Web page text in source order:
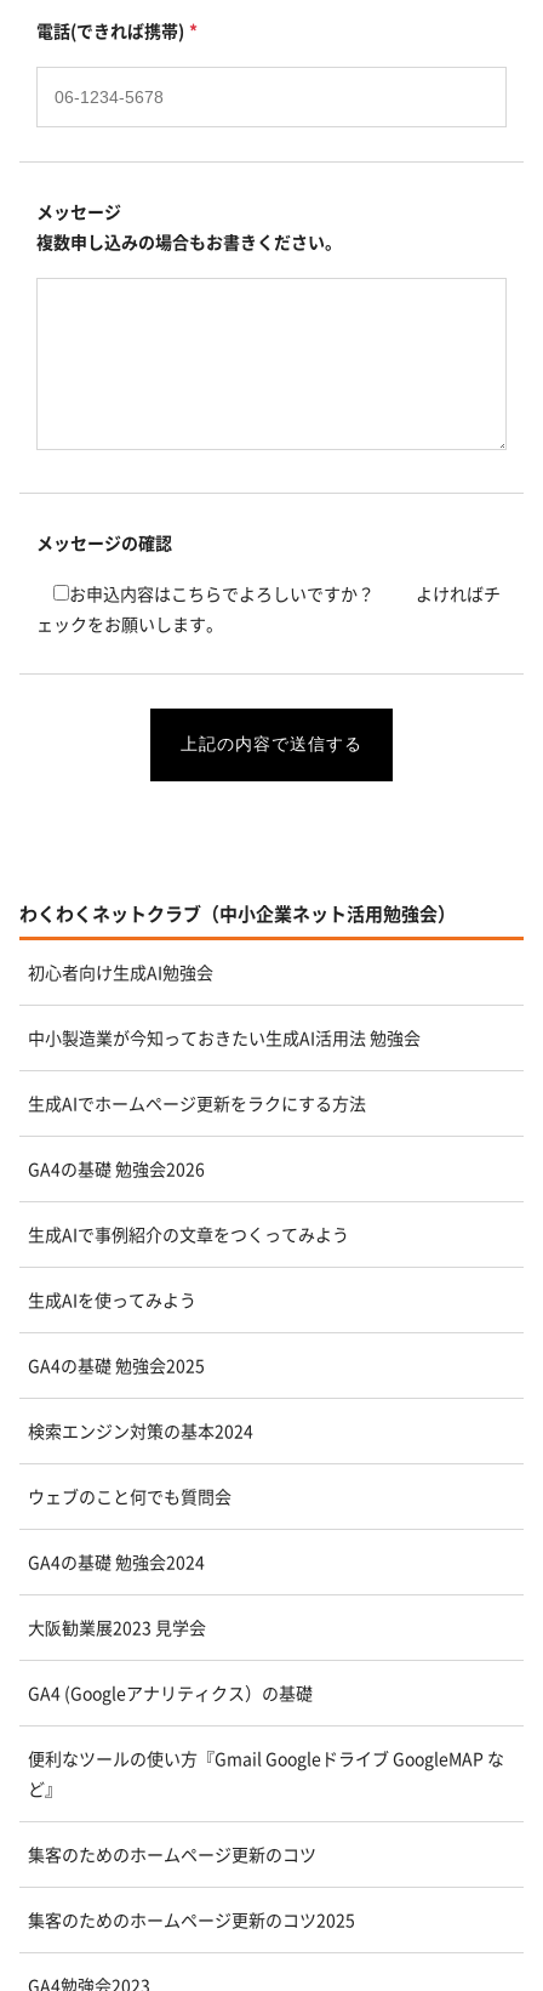
電話(できれば携帯) *
メッセージ
複数申し込みの場合もお書きください。
メッセージの確認
お申込内容はこちらでよろしいですか？ よければチ
ェックをお願いします。
わくわくネットクラブ（中小企業ネット活用勉強会）
初心者向け生成AI勉強会
中小製造業が今知っておきたい生成AI活用法 勉強会
生成AIでホームページ更新をラクにする方法
GA4の基礎 勉強会2026
生成AIで事例紹介の文章をつくってみよう
生成AIを使ってみよう
GA4の基礎 勉強会2025
検索エンジン対策の基本2024
ウェブのこと何でも質問会
GA4の基礎 勉強会2024
大阪勧業展2023 見学会
GA4 (Googleアナリティクス）の基礎
便利なツールの使い方『Gmail Googleドライブ GoogleMAP な
ど』
集客のためのホームページ更新のコツ
集客のためのホームページ更新のコツ2025
GA4勉強会2023